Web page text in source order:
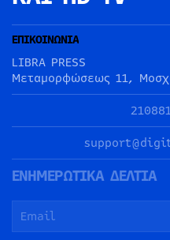
ΕΠΙΚΟΙΝΩΝΙΑ
LIBRA PRESS
Μεταμορφώσεως 11,
ΕΝΗΜΕΡΩΤΙΚΑ ΔΕΛΤΙΑ